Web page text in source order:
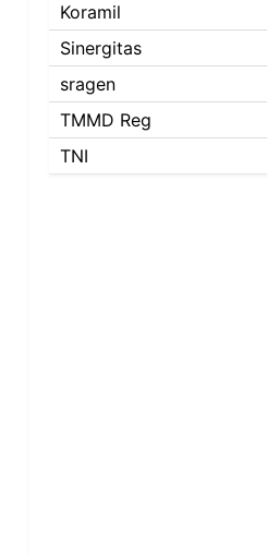
Koramil
Sinergitas
sragen
TMMD Reg
TNI